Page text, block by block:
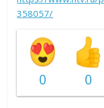
358057/
0 0